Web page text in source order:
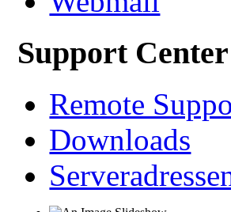
Support Center
Remote
Downloads